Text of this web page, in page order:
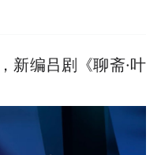
新编吕剧《聊斋·叶